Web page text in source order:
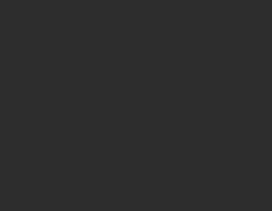
thừa những tinh hoa an ninh
SBX602 được trang bị hệ
SBX602 trang bị chốt